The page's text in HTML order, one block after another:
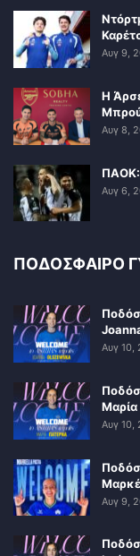
Αυγ 9,
Η
Αυγ 8,
ΠΑΟΚ:
Αυγ 6,
ΠΟΔΟΣΦΑΙΡΟ
Αυγ 10,
Μαρία
Αυγ 10,
Αυγ 9,